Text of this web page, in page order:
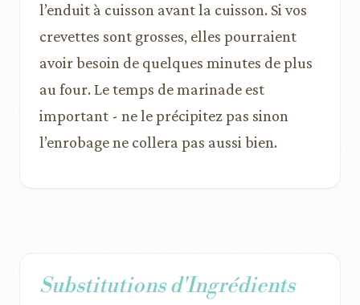
l’enduit à cuisson avant la cuisson. Si vos
crevettes sont grosses, elles pourraient
avoir besoin de quelques minutes de plus
au four. Le temps de marinade est
important - ne le précipitez pas sinon
l’enrobage ne collera pas aussi bien.
Substitutions d'Ingrédients